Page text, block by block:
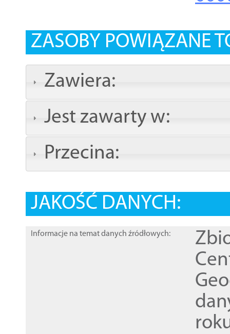
ZASOBY POWIĄZANE
Zawiera:
Jest zawarty w:
Przecina:
JAKOŚĆ DANYCH:
Informacje na temat danych źródłowych: